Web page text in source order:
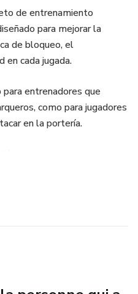
de entrenamiento
para mejorar la
de bloqueo, el
en cada jugada.
entrenadores que
como para jugadores
en la portería.
pies